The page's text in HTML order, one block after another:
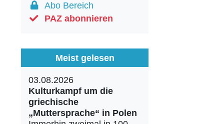
Abo Bereich
PAZ abonnieren
Meist gelesen
03.08.2026
Kulturkampf um die
griechische
„Muttersprache“ in Polen